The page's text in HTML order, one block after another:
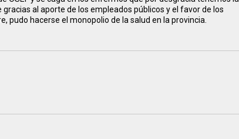
al aporte de los empleados públicos y el favor de los
pudo hacerse el monopolio de la salud en la provincia.